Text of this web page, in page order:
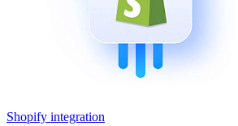
Shopify integration